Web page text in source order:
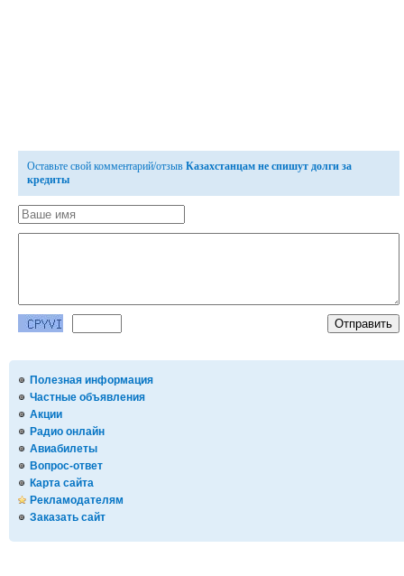
Полезная информация
Частные объявления
Акции
Радио онлайн
Авиабилеты
Вопрос-ответ
Карта сайта
Рекламодателям
Заказать сайт
Оставьте свой комментарий/отзыв Казахстанцам не спишут долги за
кредиты